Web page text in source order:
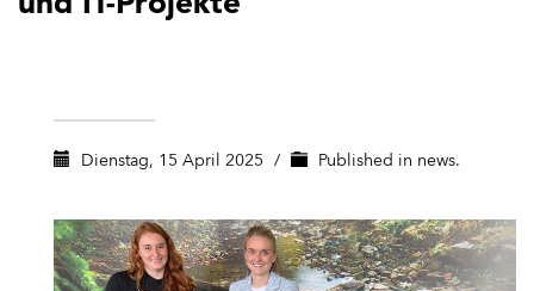
Dienstag, 15 April 2025 / Published in news.